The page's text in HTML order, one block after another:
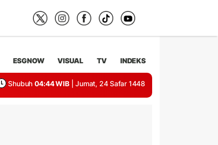
ESGNOW VISUAL TV INDEKS
Shubuh 04:44 WIB | Jumat, 24 Safar 1448